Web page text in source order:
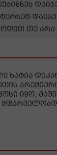
თუ არა
ხატია
იყო,